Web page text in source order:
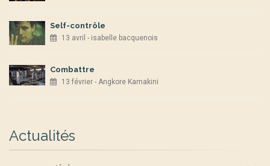
Self-contrôle
13 avril - isabelle bacquenois
Combattre
13 février - Angkore Kamakini
Actualités